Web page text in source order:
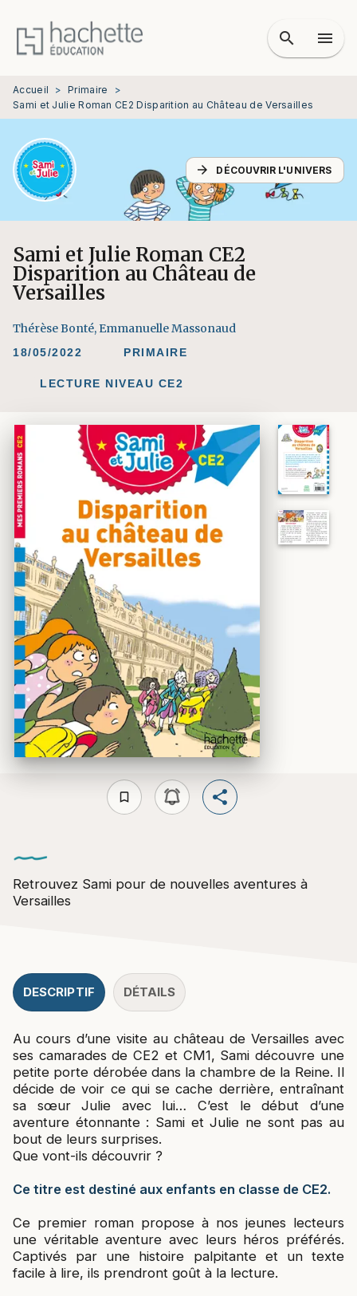
MENU RECHERCHE
PIED DE PAGE
search menu
Accueil > Primaire
>
Sami et Julie Roman CE2 Disparition au Château de Versailles
arrow_forward DÉCOUVRIR L'UNIVERS
Sami et Julie Roman CE2
Disparition au Château de
Versailles
Thérèse Bonté, Emmanuelle Massonaud
18/05/2022 PRIMAIRE
LECTURE NIVEAU CE2
bookmark_border
Retrouvez Sami pour de nouvelles aventures à
Versailles
DESCRIPTIF DÉTAILS
Au cours d’une visite au château de Versailles avec
ses camarades de CE2 et CM1, Sami découvre une
petite porte dérobée dans la chambre de la Reine. Il
décide de voir ce qui se cache derrière, entraînant
sa sœur Julie avec lui… C’est le début d’une
aventure étonnante : Sami et Julie ne sont pas au
bout de leurs surprises.
Que vont-ils découvrir ?
Ce titre est destiné aux enfants en classe de CE2.
Ce premier roman propose à nos jeunes lecteurs
une véritable aventure avec leurs héros préférés.
Captivés par une histoire palpitante et un texte
facile à lire, ils prendront goût à la lecture.